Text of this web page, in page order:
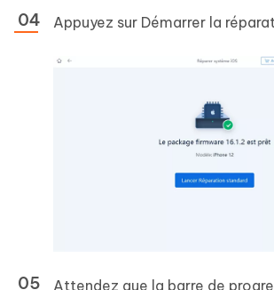
Appuyez sur Démarrer la
Attendez que la barre de